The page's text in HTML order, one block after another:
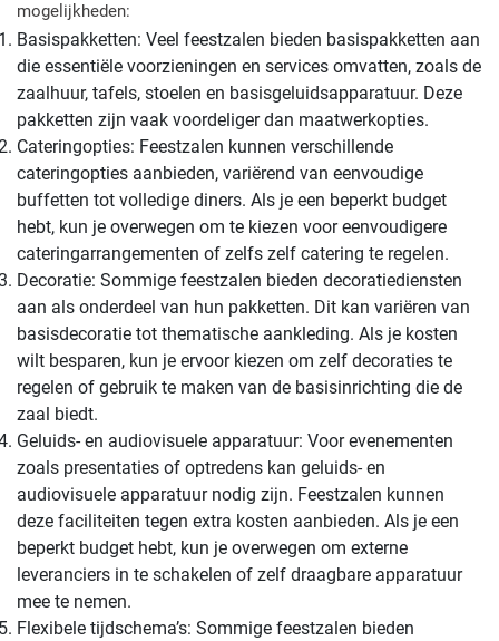
mogelijkheden:
Basispakketten: Veel feestzalen bieden basispakketten aan
die essentiële voorzieningen en services omvatten, zoals de
zaalhuur, tafels, stoelen en basisgeluidsapparatuur. Deze
pakketten zijn vaak voordeliger dan maatwerkopties.
Cateringopties: Feestzalen kunnen verschillende
cateringopties aanbieden, variërend van eenvoudige
buffetten tot volledige diners. Als je een beperkt budget
hebt, kun je overwegen om te kiezen voor eenvoudigere
cateringarrangementen of zelfs zelf catering te regelen.
Decoratie: Sommige feestzalen bieden decoratiediensten
aan als onderdeel van hun pakketten. Dit kan variëren van
basisdecoratie tot thematische aankleding. Als je kosten
wilt besparen, kun je ervoor kiezen om zelf decoraties te
regelen of gebruik te maken van de basisinrichting die de
zaal biedt.
Geluids- en audiovisuele apparatuur: Voor evenementen
zoals presentaties of optredens kan geluids- en
audiovisuele apparatuur nodig zijn. Feestzalen kunnen
deze faciliteiten tegen extra kosten aanbieden. Als je een
beperkt budget hebt, kun je overwegen om externe
leveranciers in te schakelen of zelf draagbare apparatuur
mee te nemen.
Flexibele tijdschema’s: Sommige feestzalen bieden